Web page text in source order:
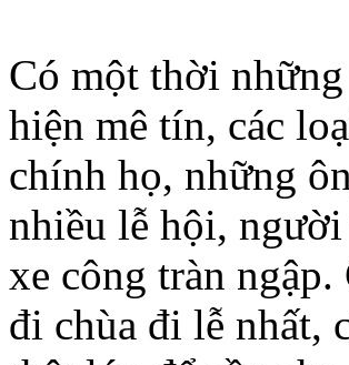
Có một thời
hiện mê tín, các
chính họ, những
nhiều lễ hội,
xe công tràn
đi chùa đi lễ nhất,